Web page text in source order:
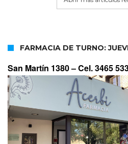
FARMACIA DE TURNO:
San Martín 1380 –Cel. 3465